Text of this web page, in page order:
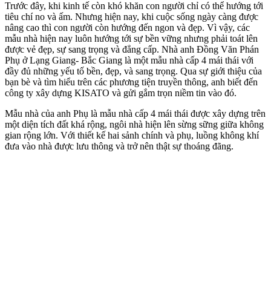
Trước đây, khi kinh tế còn khó khăn con người chỉ có thể hướng tới
tiêu chí no và ấm. Nhưng hiện nay, khi cuộc sống ngày càng được
nâng cao thì con người còn hướng đến ngon và đẹp. Vì vậy, các
mẫu nhà hiện nay luôn hướng tới sự bền vững nhưng phải toát lên
được vẻ đẹp, sự sang trọng và đẳng cấp. Nhà anh Đồng Văn Phán
Phụ ở Lạng Giang- Bắc Giang là một mẫu nhà cấp 4 mái thái với
đầy đủ những yếu tố bền, đẹp, và sang trọng. Qua sự giới thiệu của
bạn bè và tìm hiểu trên các phương tiện truyền thông, anh biết đến
công ty xây dựng KISATO và gửi gắm trọn niềm tin vào đó.
Mẫu nhà của anh Phụ là mẫu nhà cấp 4 mái thái được xây dựng trên
một diện tích đất khá rộng, ngôi nhà hiện lên sừng sững giữa không
gian rộng lớn. Với thiết kế hai sảnh chính và phụ, luồng không khí
đưa vào nhà được lưu thông và trở nên thật sự thoáng đãng.